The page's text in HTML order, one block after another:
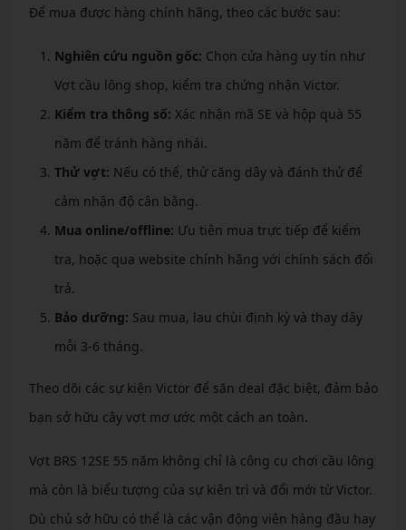
Để mua được hàng chính hãng, theo các bước sau:
Nghiên cứu nguồn gốc: Chọn cửa hàng uy tín như
Vợt cầu lông shop, kiểm tra chứng nhận Victor.
Kiểm tra thông số: Xác nhận mã SE và hộp quà 55
năm để tránh hàng nhái.
Thử vợt: Nếu có thể, thử căng dây và đánh thử để
cảm nhận độ cân bằng.
Mua online/offline: Ưu tiên mua trực tiếp để kiểm
tra, hoặc qua website chính hãng với chính sách đổi
trả.
Bảo dưỡng: Sau mua, lau chùi định kỳ và thay dây
mỗi 3-6 tháng.
Theo dõi các sự kiện Victor để săn deal đặc biệt, đảm bảo
bạn sở hữu cây vợt mơ ước một cách an toàn.
Vợt BRS 12SE 55 năm không chỉ là công cụ chơi cầu lông
mà còn là biểu tượng của sự kiên trì và đổi mới từ Victor.
Dù chủ sở hữu có thể là các vận động viên hàng đầu hay